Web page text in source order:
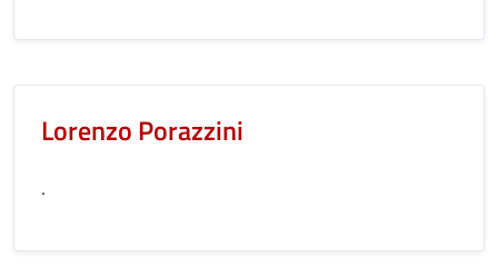
Lorenzo Porazzini
.